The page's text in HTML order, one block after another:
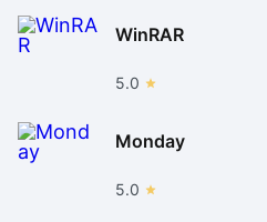
WinRAR
5.0
Monday
5.0